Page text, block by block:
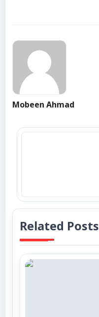
Mobeen Ahmad
Related Posts